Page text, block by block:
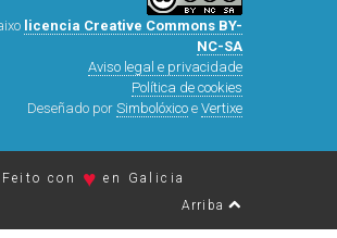
licencia Creative Commons BY-
NC-SA
Aviso legal e privacidade
Política de cookies
Deseñado por Simbolóxicoe Vertixe
Feito con ♥ en Galicia
Arriba